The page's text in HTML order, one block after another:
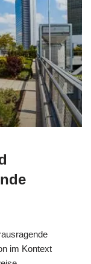
im Kontext